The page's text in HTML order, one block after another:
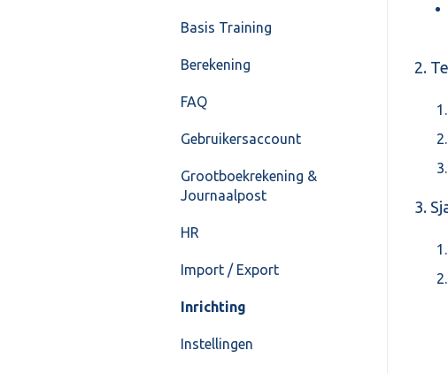
2.
3.
Salarisberekening
Overig
FAQ – Beëindiging CASH
Cash Payroll
Loonaangifte
Basis Training
Berekening
FAQ
Gebruikersaccount
Grootboekrekening &
Journaalpost
HR
Import / Export
Inrichting
Instellingen